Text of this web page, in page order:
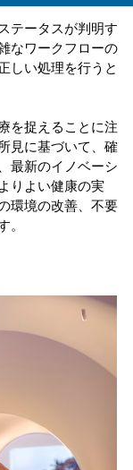
テータスが判明す
なワークフローの
しい処理を行うと
を捉えることに注
見に基づいて、確
最新のイノベーシ
りよい健康の実
環境の改善、不要
。